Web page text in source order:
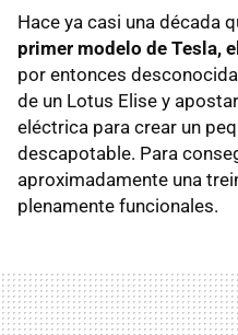
Hace ya casi una década
primer modelo de Tesla,
por entonces
de un Lotus Elise y
eléctrica para crear un
descapotable. Para
aproximadamente una
plenamente funcionales.